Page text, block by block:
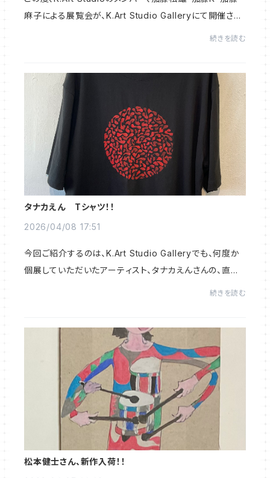
麻子による展覧会が、K.Art Studio Galleryにて開催され
続きを読む
タナカえん Tシャツ！！
2026/04/08 17:51
今回ご紹介するのは、K.Art Studio Galleryでも、何度か
個展していただいたアーティスト、タナカえんさんの、直筆
続きを読む
松本健士さん、新作入荷！！